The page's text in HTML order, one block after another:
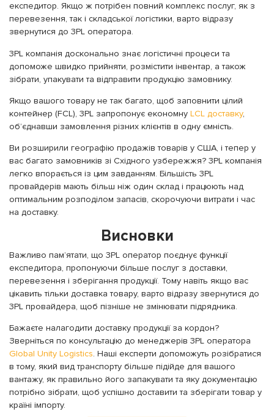
експедитор. Якщо ж потрібен повний комплекс послуг, як з
перевезення, так і складської логістики, варто відразу
звернутися до 3PL оператора.
3PL компанія досконально знає логістичні процеси та
допоможе швидко прийняти, розмістити інвентар, а також
зібрати, упакувати та відправити продукцію замовнику.
Якщо вашого товару не так багато, щоб заповнити цілий
контейнер (FCL), 3PL запропонує економну LCL доставку,
об’єднавши замовлення різних клієнтів в одну ємність.
Ви розширили географію продажів товарів у США, і тепер у
вас багато замовників зі Східного узбережжя? 3PL компанія
легко впорається із цим завданням. Більшість 3PL
провайдерів мають більш ніж один склад і працюють над
оптимальним розподілом запасів, скорочуючи витрати і час
на доставку.
Висновки
Важливо пам’ятати, що 3PL оператор поєднує функції
експедитора, пропонуючи більше послуг з доставки,
перевезення і зберігання продукції. Тому навіть якщо вас
цікавить тільки доставка товару, варто відразу звернутися до
3PL провайдера, щоб пізніше не змінювати підрядника.
Бажаєте налагодити доставку продукції за кордон?
Зверніться по консультацію до менеджерів 3PL оператора
Global Unity Logistics. Наші експерти допоможуть розібратися
в тому, який вид транспорту більше підійде для вашого
вантажу, як правильно його запакувати та яку документацію
потрібно зібрати, щоб успішно доставити та зберігати товар у
країні імпорту.